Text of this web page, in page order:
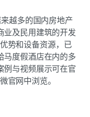
越多的国内房地产
业及民用建筑的开发
势和设备资源，已
马度假酒店在内的多
例与视频展示可在官
官网中浏览。